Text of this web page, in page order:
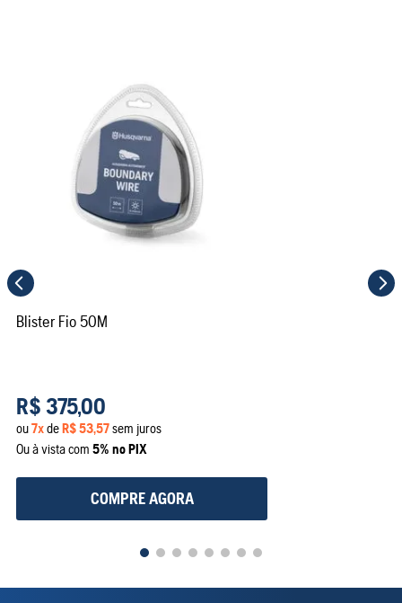
Blister Fio 50M
R$ 375,00
ou7xdeR$53,57sem juros
Ou à vista com 5% no PIX
COMPRE AGORA